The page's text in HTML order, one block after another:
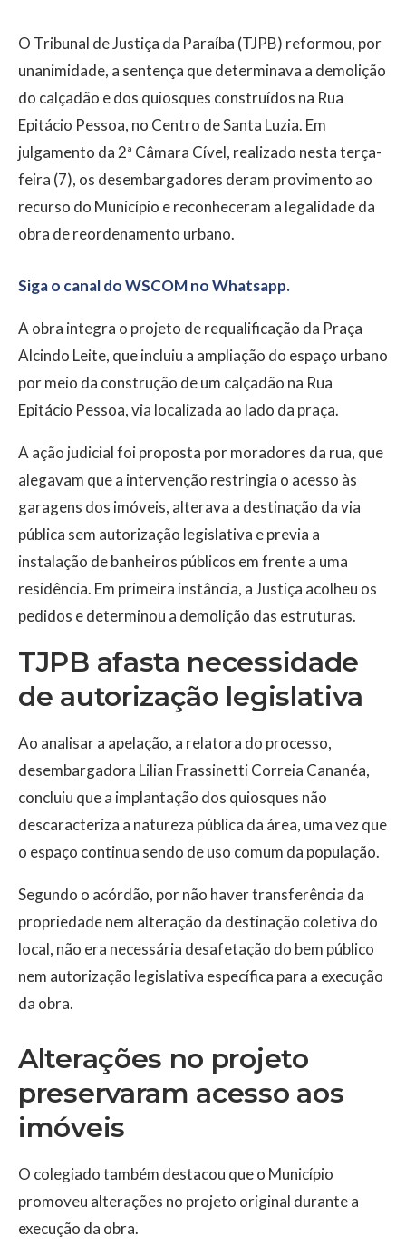
O Tribunal de Justiça da Paraíba (TJPB) reformou, por
unanimidade, a sentença que determinava a demolição
do calçadão e dos quiosques construídos na Rua
Epitácio Pessoa, no Centro de Santa Luzia. Em
julgamento da 2ª Câmara Cível, realizado nesta terça-
feira (7), os desembargadores deram provimento ao
recurso do Município e reconheceram a legalidade da
obra de reordenamento urbano.
Siga o canal do WSCOM no Whatsapp.
A obra integra o projeto de requalificação da Praça
Alcindo Leite, que incluiu a ampliação do espaço urbano
por meio da construção de um calçadão na Rua
Epitácio Pessoa, via localizada ao lado da praça.
A ação judicial foi proposta por moradores da rua, que
alegavam que a intervenção restringia o acesso às
garagens dos imóveis, alterava a destinação da via
pública sem autorização legislativa e previa a
instalação de banheiros públicos em frente a uma
residência. Em primeira instância, a Justiça acolheu os
pedidos e determinou a demolição das estruturas.
TJPB afasta necessidade
de autorização legislativa
Ao analisar a apelação, a relatora do processo,
desembargadora Lilian Frassinetti Correia Cananéa,
concluiu que a implantação dos quiosques não
descaracteriza a natureza pública da área, uma vez que
o espaço continua sendo de uso comum da população.
Segundo o acórdão, por não haver transferência da
propriedade nem alteração da destinação coletiva do
local, não era necessária desafetação do bem público
nem autorização legislativa específica para a execução
da obra.
Alterações no projeto
preservaram acesso aos
imóveis
O colegiado também destacou que o Município
promoveu alterações no projeto original durante a
execução da obra.